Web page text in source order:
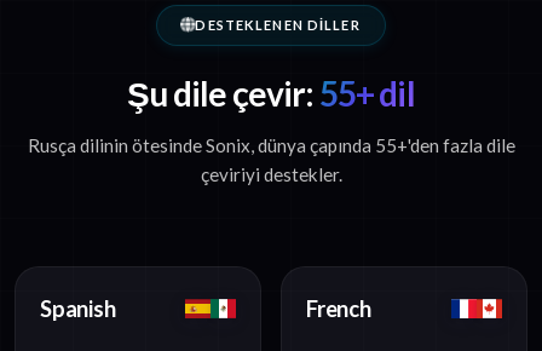
DESTEKLENEN DILLER
Şu dile çevir: 55+ dil
Rusça dilinin ötesinde Sonix, dünya çapında 55+'den fazla dile
çeviriyi destekler.
Spanish French